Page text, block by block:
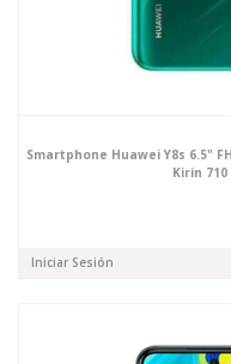
Smartphone Huawei Y8s 6.5"
Kirin 710
Iniciar Sesión